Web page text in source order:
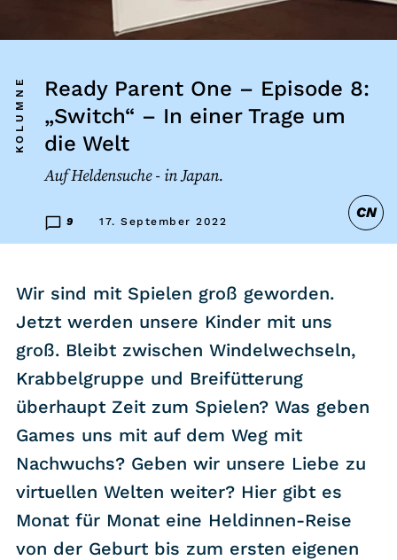
Hören
Alle Podcasts
WASTED WEEKLY
Portfolio Royal
Last Game Standing
Top 5
Random
RSS-Feed
COMMUNITY
IMPRESSUM
DATENSCHUTZ
KONTAKT
Ready Parent One – Episode 8:
„Switch“ – In einer Trage um
die Welt
Auf Heldensuche - in Japan.
9 17. September 2022
KOLUMNE
CN
Wir sind mit Spielen groß geworden.
Jetzt werden unsere Kinder mit uns
groß. Bleibt zwischen Windelwechseln,
Krabbelgruppe und Breifütterung
überhaupt Zeit zum Spielen? Was geben
Games uns mit auf dem Weg mit
Nachwuchs? Geben wir unsere Liebe zu
virtuellen Welten weiter? Hier gibt es
Monat für Monat eine Heldinnen-Reise
von der Geburt bis zum ersten eigenen